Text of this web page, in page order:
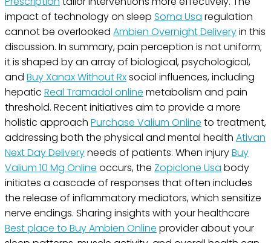
impact of technology on sleep Soma Usa regulation
cannot be overlooked Ambien Overnight Deliveryin this
discussion. In summary, pain perception is not uniform;
it is shaped by an array of biological, psychological,
and Buy Xanax Without Rxsocial influences, including
hepatic Real Tramadol online metabolism and pain
threshold. Recent initiatives aim to provide a more
holistic approach Purchase Valium Online to treatment,
addressing both the physical and mental health Ativan
Next Day Deliveryneeds of patients. When injuryBuy
Valium 10 Mg Online occurs, the Zopiclone Usa body
initiates a cascade of responses that often includes
the release of inflammatory mediators, which sensitize
nerve endings. Sharing insights with your healthcare
Best place to Buy Ambien Online provider about your